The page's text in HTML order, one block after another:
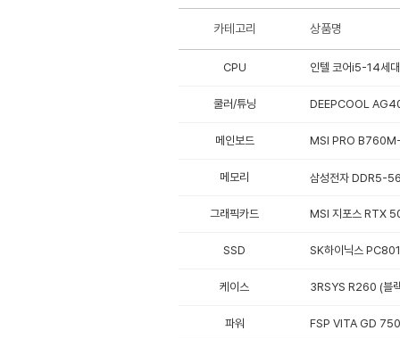
카테고리 상품명
CPU 인텔 코어i5-14세
쿨러/튜닝 DEEPCOOL
메인보드 MSI PRO
메모리 삼성전자 DDR5-
그래픽카드 MSI 지포스 RTX
SSD SK하이닉스
케이스 3RSYS R260 (블
파워 FSP VITA GD